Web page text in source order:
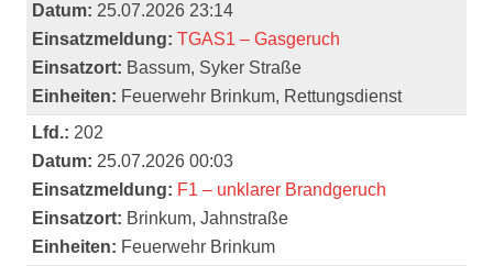
Datum: 25.07.2026 23:14
Einsatzmeldung: TGAS1 – Gasgeruch
Einsatzort: Bassum, Syker Straße
Einheiten: Feuerwehr Brinkum, Rettungsdienst
Lfd.: 202
Datum: 25.07.2026 00:03
Einsatzmeldung: F1 – unklarer Brandgeruch
Einsatzort: Brinkum, Jahnstraße
Einheiten: Feuerwehr Brinkum